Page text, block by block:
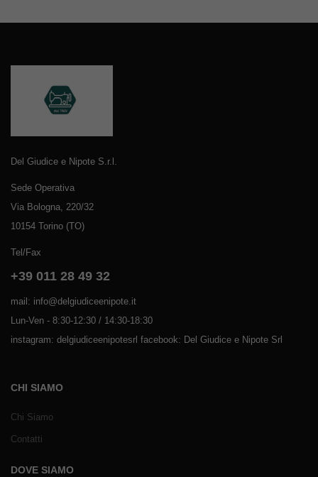
Del Giudice e Nipote S.r.l.
Sede Operativa
Via Bologna, 220/32
10154 Torino (TO)
Tel/Fax
+39 011 28 49 32
mail: info@delgiudiceenipote.it
Lun-Ven - 8:30-12:30 / 14:30-18:30
instagram: delgiudiceenipotesrl facebook: Del Giudice e Nipote Srl
CHI SIAMO
Chi Siamo
Contatti
DOVE SIAMO